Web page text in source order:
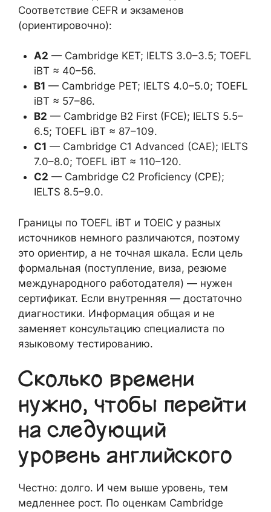
Соответствие CEFR и экзаменов
(ориентировочно):
A2 — Cambridge KET; IELTS 3.0–3.5; TOEFL
iBT ≈ 40–56.
B1 — Cambridge PET; IELTS 4.0–5.0; TOEFL
iBT ≈ 57–86.
B2 — Cambridge B2 First (FCE); IELTS 5.5–
6.5; TOEFL iBT ≈ 87–109.
C1 — Cambridge C1 Advanced (CAE); IELTS
7.0–8.0; TOEFL iBT ≈ 110–120.
C2 — Cambridge C2 Proficiency (CPE);
IELTS 8.5–9.0.
Границы по TOEFL iBT и TOEIC у разных
источников немного различаются, поэтому
это ориентир, а не точная шкала. Если цель
формальная (поступление, виза, резюме
международного работодателя) — нужен
сертификат. Если внутренняя — достаточно
диагностики. Информация общая и не
заменяет консультацию специалиста по
языковому тестированию.
Сколько времени
нужно, чтобы перейти
на следующий
уровень английского
Честно: долго. И чем выше уровень, тем
медленнее рост. По оценкам Cambridge